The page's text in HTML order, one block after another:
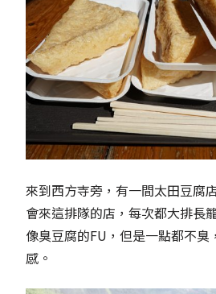
來到西方寺旁，有一間太田豆腐
會來這排隊的店，每次都大排長
像臭豆腐的FU，但是一點都不臭
感。